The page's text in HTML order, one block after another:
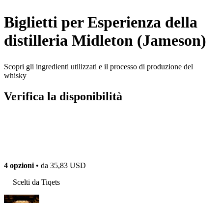
Biglietti per Esperienza della
distilleria Midleton (Jameson)
Scopri gli ingredienti utilizzati e il processo di produzione del
whisky
Verifica la disponibilità
4 opzioni • da 35,83 USD
Scelti da Tiqets